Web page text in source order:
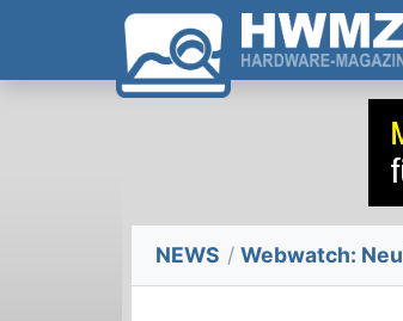
NEWS / Webwatch: